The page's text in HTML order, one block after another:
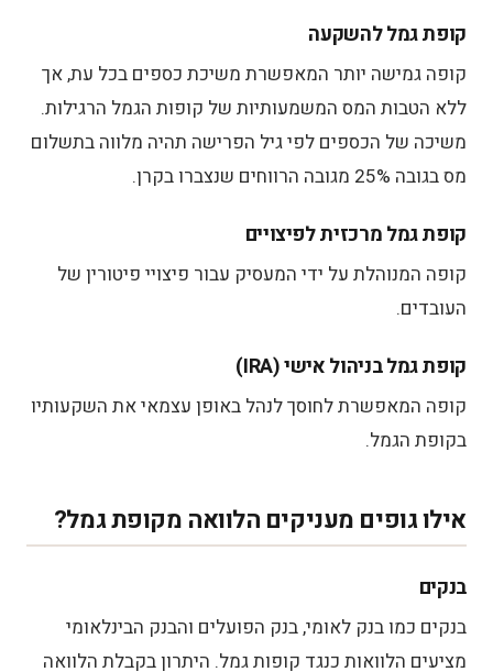
קופת גמל להשקעה
קופה גמישה יותר המאפשרת משיכת כספים בכל עת, אך
ללא הטבות המס המשמעותיות של קופות הגמל הרגילות.
משיכה של הכספים לפי גיל הפרישה תהיה מלווה בתשלום
מס בגובה 25% מגובה הרווחים שנצברו בקרן.
קופת גמל מרכזית לפיצויים
קופה המנוהלת על ידי המעסיק עבור פיצויי פיטורין של
העובדים.
קופת גמל בניהול אישי (IRA)
קופה המאפשרת לחוסך לנהל באופן עצמאי את השקעותיו
בקופת הגמל.
אילו גופים מעניקים הלוואה מקופת גמל?
בנקים
בנקים כמו בנק לאומי, בנק הפועלים והבנק הבינלאומי
מציעים הלוואות כנגד קופות גמל. היתרון בקבלת הלוואה